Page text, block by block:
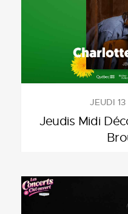
JEUDI
Jeudis Midi